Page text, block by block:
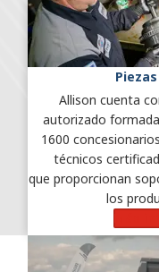
Allison cuenta
autorizado
1600
técnicos
que proporcionan
los